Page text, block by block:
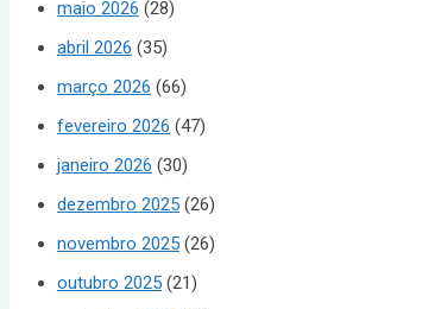
maio 2026 (28)
abril 2026 (35)
março 2026 (66)
fevereiro 2026 (47)
janeiro 2026 (30)
dezembro 2025 (26)
novembro 2025 (26)
outubro 2025 (21)